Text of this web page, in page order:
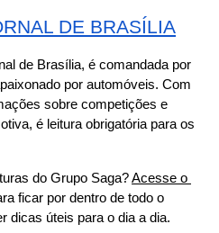
DE BRASÍLIA
de Brasília, é comandada por
por automóveis. Com
sobre competições e
é leitura obrigatória para os
do Grupo Saga? Acesse o
ficar por dentro de todo o
dicas úteis para o dia a dia.